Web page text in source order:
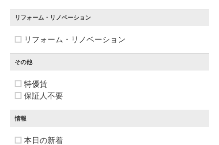
リフォーム・リノベーション
リフォーム・リノベーション
その他
特優賃
保証人不要
情報
本日の新着